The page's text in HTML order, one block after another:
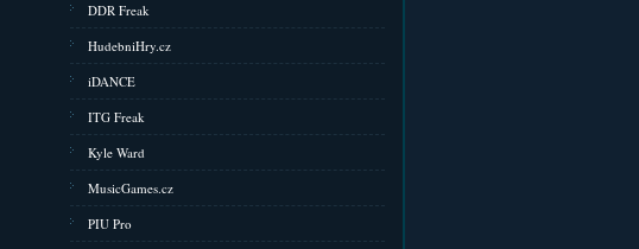
DDR Freak
HudebniHry.cz
iDANCE
ITG Freak
Kyle Ward
MusicGames.cz
PIU Pro